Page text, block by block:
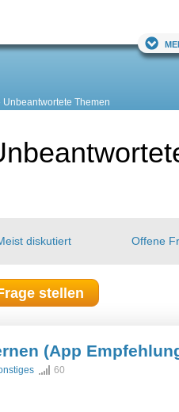
Unbeantwortete Themen
diskutiert Offene
stellen
(App
60